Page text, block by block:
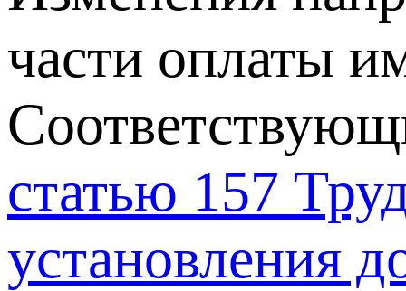
части оплаты
статью 157
установления